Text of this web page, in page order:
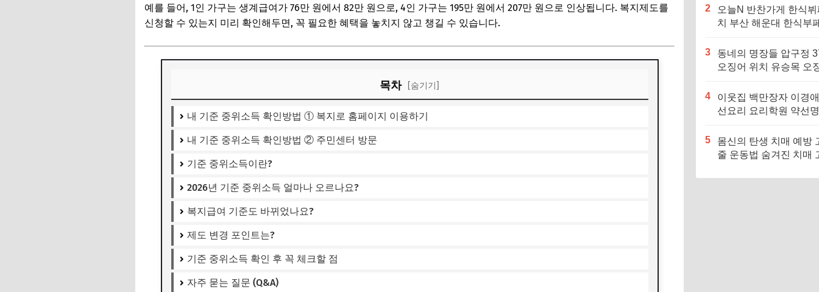
예를 들어, 1인 가구는 생계급여가 76만 원에서 82만 원으로, 4인 가구는 195만 원에서 207만 원으로 인상됩니다. 복지제도를
신청할 수 있는지 미리 확인해두면, 꼭 필요한 혜택을 놓치지 않고 챙길 수 있습니다.
목차 [숨기기]
내 기준 중위소득 확인방법 ① 복지로 홈페이지 이용하기
내 기준 중위소득 확인방법 ② 주민센터 방문
기준 중위소득이란?
2026년 기준 중위소득 얼마나 오르나요?
복지급여 기준도 바뀌었나요?
제도 변경 포인트는?
기준 중위소득 확인 후 꼭 체크할 점
자주 묻는 질문 (Q&A)
징·메뉴·가격
2
오늘N 반찬가게 한식
치 부산 해운대 한식부
장인)
3
동네의 명장들 압구정
오징어 위치 유승목 오
음 특징·메뉴·가격
4
이웃집 백만장자 이경
선요리 요리학원 약선
5
몸신의 탄생 치매 예방
줄 운동법 숨겨진 치매